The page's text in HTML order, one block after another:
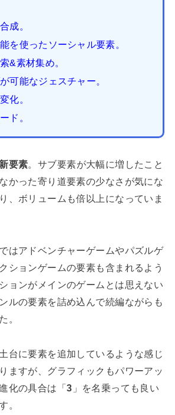
成。
を使ったソーシャル要素。
&素材集め。
可能なジェスチャー。
化。
ド。
新要素。サブ要素が大幅に増したこと
かった寄り道要素の少なさが気にな
、ボリュームも倍以上になっていま
はアドベンチャーゲームやパズルゲ
ションゲームの要素も含まれるよう
ョンがメインのゲームとは思えない
ルの要素を詰め込んで続編ながらも
。
台に要素を追加しているような感じ
ますが、グラフィックもパワーアッ
化の具合は「3 」を名乗っても良い
。